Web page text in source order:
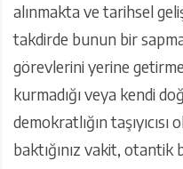
alınmakta ve tarihsel
takdirde bunun bir
görevlerini yerine
kurmadığı veya kendi
demokratlığın
baktığınız vakit, otantik